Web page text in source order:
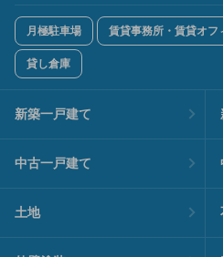
月極駐車場 賃貸事務所・賃貸オフ
貸し倉庫
新築一戸建て
中古一戸建て
土地